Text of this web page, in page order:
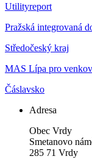
Utilityreport
Pražská integrovaná
Středočeský kraj
MAS Lípa pro
Čáslavsko
Adresa
Obec Vrdy
Smetanovo
285 71 Vrdy